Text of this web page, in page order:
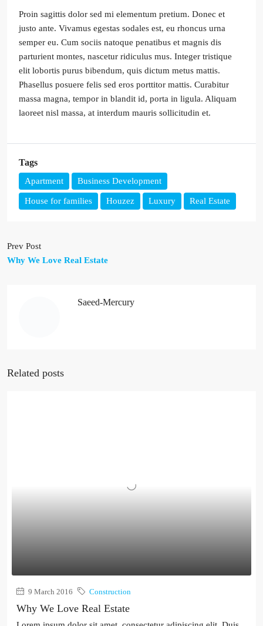
Proin sagittis dolor sed mi elementum pretium. Donec et
justo ante. Vivamus egestas sodales est, eu rhoncus urna
semper eu. Cum sociis natoque penatibus et magnis dis
parturient montes, nascetur ridiculus mus. Integer tristique
elit lobortis purus bibendum, quis dictum metus mattis.
Phasellus posuere felis sed eros porttitor mattis. Curabitur
massa magna, tempor in blandit id, porta in ligula. Aliquam
laoreet nisl massa, at interdum mauris sollicitudin et.
Tags
Apartment Business Development
House for families Houzez Luxury Real Estate
Prev Post
Why We Love Real Estate
Saeed-Mercury
Related posts
9 March 2016 Construction
Why We Love Real Estate